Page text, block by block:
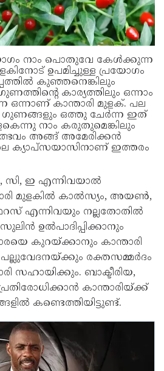
നാം പൊതുവേ കേള്‍ക്കുന്ന
ഉപമിച്ചുള്ള പ്രയോഗം
കുഞ്ഞനെങ്കിലും
ഗുണത്തിന്റെ കാര്യത്തിലും ഒന്നാം
ഒന്നാണ് കാന്താരി മുളക്. പല
ഗുണങ്ങളും ഒത്തു ചേര്‍ന്ന ഇത്
നാം കരുതുമെങ്കിലും
അങ്ങ് അമേരിക്കന്‍
ക്യാപ്‌സയാസിനാണ് ഇത്തരം
സി, ഇ എന്നിവയാൽ
മുളകിൽ കാൽസ്യം, അയൺ,
എന്നിവയും നല്ലതോതിൽ
ഉൽപാദിപ്പിക്കാനും
കുറയ്ക്കാനും കാന്താരി
രക്തസമ്മർദം
സഹായിക്കും. ബാക്ടീരിയ,
കാന്താരിയ്ക്ക്
കണ്ടെത്തിയിട്ടുണ്ട്.